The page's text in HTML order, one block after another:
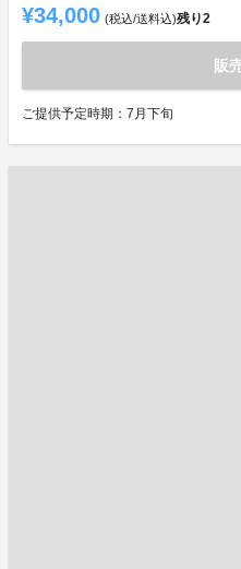
¥34,000 (税込/送料込)残り2
販
ご提供予定時期：7月下旬